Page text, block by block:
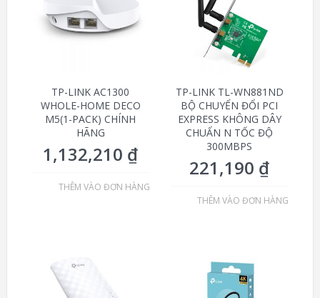
TP-LINK AC1300
WHOLE-HOME DECO
M5(1-PACK) CHÍNH
HÃNG
1,132,210 ₫
THÊM VÀO ĐƠN HÀNG
TP-LINK TL-WN881ND
BỘ CHUYỂN ĐỔI PCI
EXPRESS KHÔNG DÂY
CHUẨN N TỐC ĐỘ
300MBPS
221,190 ₫
THÊM VÀO ĐƠN HÀNG